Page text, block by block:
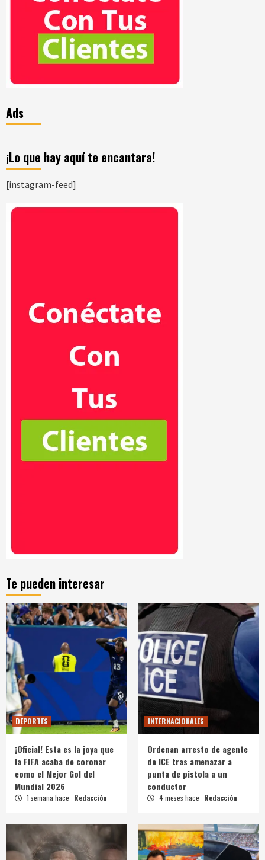
Ads
¡Lo que hay aquí te encantara!
[instagram-feed]
Te pueden interesar
DEPORTES
¡Oficial! Esta es la joya que
la FIFA acaba de coronar
como el Mejor Gol del
Mundial 2026
1 semana hace Redacción
INTERNACIONALES
Ordenan arresto de agente
de ICE tras amenazar a
punta de pistola a un
conductor
4 meses hace Redacción